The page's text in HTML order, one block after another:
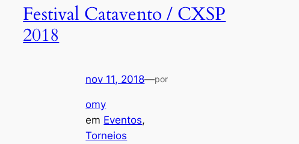
Festival Catavento / CXSP
2018
nov 11, 2018—por
omy
em Eventos
Torneios